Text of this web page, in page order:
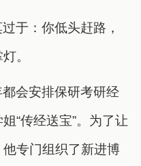
于：你低头赶路，
。
会安排保研考研经
“传经送宝”。为了让
专门组织了新进博